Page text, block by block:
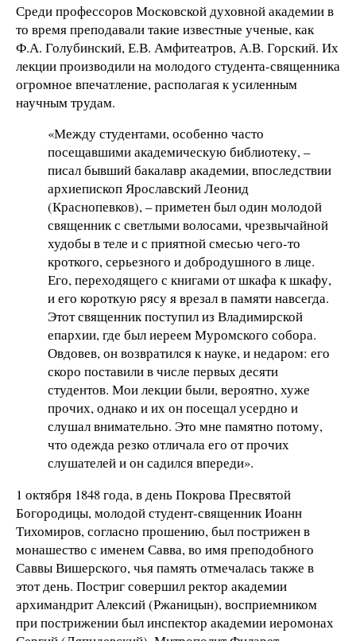
Среди профессоров Московской духовной академии в
то время преподавали такие известные ученые, как
Ф.А. Голубинский, Е.В. Амфитеатров, А.В. Горский. Их
лекции производили на молодого студента-священника
огромное впечатление, располагая к усиленным
научным трудам.
«Между студентами, особенно часто
посещавшими академическую библиотеку, –
писал бывший бакалавр академии, впоследствии
архиепископ Ярославский Леонид
(Краснопевков), – приметен был один молодой
священник с светлыми волосами, чрезвычайной
худобы в теле и с приятной смесью чего-то
кроткого, серьезного и добродушного в лице.
Его, переходящего с книгами от шкафа к шкафу,
и его короткую рясу я врезал в памяти навсегда.
Этот священник поступил из Владимирской
епархии, где был иереем Муромского собора.
Овдовев, он возвратился к науке, и недаром: его
скоро поставили в числе первых десяти
студентов. Мои лекции были, вероятно, хуже
прочих, однако и их он посещал усердно и
слушал внимательно. Это мне памятно потому,
что одежда резко отличала его от прочих
слушателей и он садился впереди».
1 октября 1848 года, в день Покрова Пресвятой
Богородицы, молодой студент-священник Иоанн
Тихомиров, согласно прошению, был пострижен в
монашество с именем Савва, во имя преподобного
Саввы Вишерского, чья память отмечалась также в
этот день. Постриг совершил ректор академии
архимандрит Алексий (Ржаницын), восприемником
при пострижении был инспектор академии иеромонах